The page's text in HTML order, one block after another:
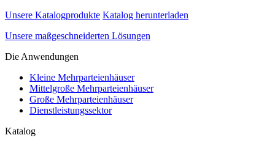
Unsere Katalogprodukte Katalog herunterladen
Unsere maßgeschneiderten Lösungen
Die Anwendungen
Kleine Mehrparteienhäuser
Mittelgroße Mehrparteienhäuser
Große Mehrparteienhäuser
Dienstleistungssektor
Katalog